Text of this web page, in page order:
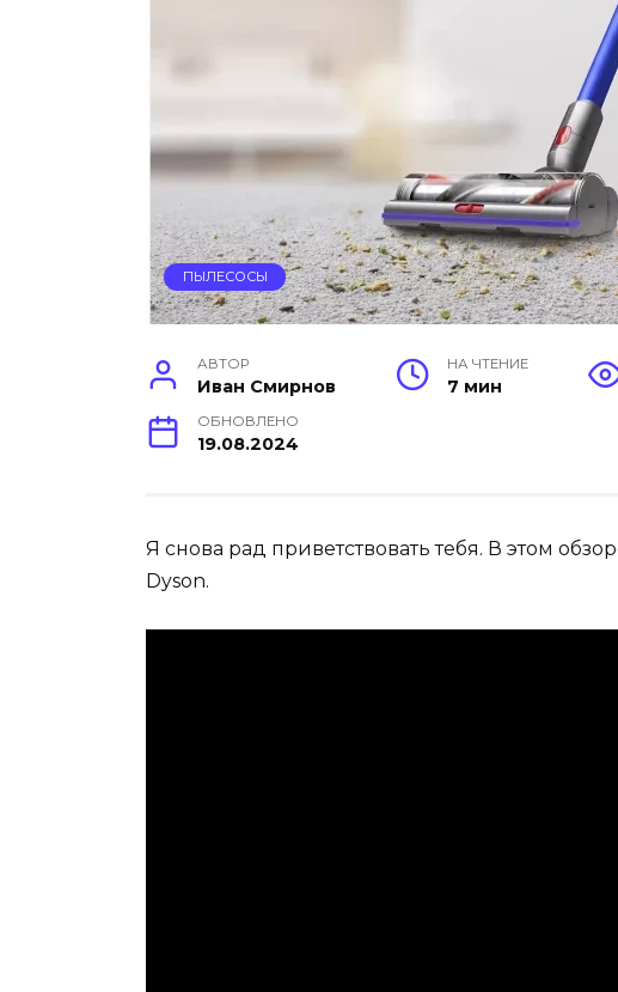
ПЫЛЕСОСЫ
АВТОР
Иван Смирнов
НА ЧТЕНИЕ
7 мин
ОБНОВЛЕНО
19.08.2024
Я снова рад приветствовать тебя. В этом
Dyson.